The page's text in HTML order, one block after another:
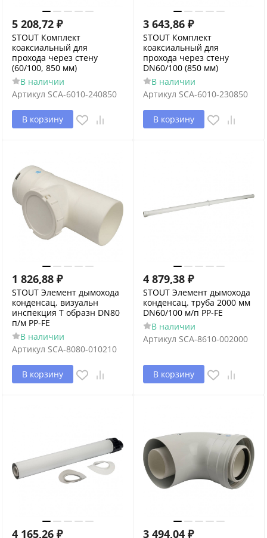
5 208,72 ₽
STOUT Комплект
коаксиальный для
прохода через стену
(60/100, 850 мм)
В наличии
Артикул SCA-6010-240850
В корзину
3 643,86 ₽
STOUT Комплект
коаксиальный для
прохода через стену
DN60/100 (850 мм)
В наличии
Артикул SCA-6010-230850
В корзину
1 826,88 ₽
STOUT Элемент дымохода
конденсац. визуальн
инспекция T образн DN80
п/м PP-FE
В наличии
Артикул SCA-8080-010210
В корзину
4 879,38 ₽
STOUT Элемент дымохода
конденсац. труба 2000 мм
DN60/100 м/п PP-FE
В наличии
Артикул SCA-8610-002000
В корзину
4 165,26 ₽ 3 494,04 ₽